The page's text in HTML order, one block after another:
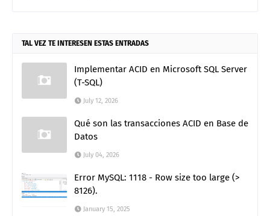
TAL VEZ TE INTERESEN ESTAS ENTRADAS
Implementar ACID en Microsoft SQL Server
(T-SQL)
July 12, 2026
Qué son las transacciones ACID en Base de
Datos
July 04, 2026
Error MySQL: 1118 - Row size too large (>
8126).
January 15, 2025